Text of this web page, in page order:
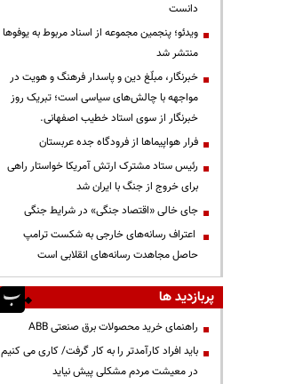
دانست
ویدئو؛ پنجمین مجموعه از اسناد مربوط به یوفوها
منتشر شد
خبرنگار، مبلّغ دین و پاسدار فرهنگ و هویت در
مواجهه با چالش‌های سیاسی است؛ تبریک روز
خبرنگار از سوی استاد خطیب اصفهانی.
فرار هواپیماها از فرودگاه جده عربستان
رئیس ستاد مشترک ارتش آمریکا خواستار راهی
برای خروج از جنگ با ایران شد
جای خالی «اقتصاد جنگی» در شرایط جنگی
اعتراف رسانه‌های خارجی به شکست ترامپ
حاصل مجاهدت رسانه‌های انقلابی است
پربازدید ها
راهنمای خرید محصولات برق صنعتی ABB
باید افراد کارآمدتر را به کار گرفت/ کاری می کنیم
در معیشت مردم مشکلی پیش نیاید